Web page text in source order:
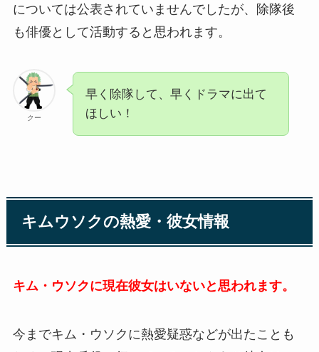
については公表されていませんでしたが、除隊後
も俳優として活動すると思われます。
クー
早く除隊して、早くドラマに出て
ほしい！
キムウソクの熱愛・彼女情報
キム・ウソクに現在彼女はいないと思われます。
今までキム・ウソクに熱愛疑惑などが出たことも